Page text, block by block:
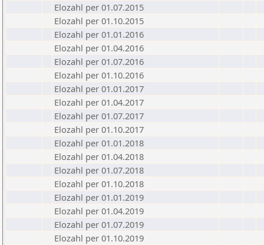
Elozahl per 01.07.2015
Elozahl per 01.10.2015
Elozahl per 01.01.2016
Elozahl per 01.04.2016
Elozahl per 01.07.2016
Elozahl per 01.10.2016
Elozahl per 01.01.2017
Elozahl per 01.04.2017
Elozahl per 01.07.2017
Elozahl per 01.10.2017
Elozahl per 01.01.2018
Elozahl per 01.04.2018
Elozahl per 01.07.2018
Elozahl per 01.10.2018
Elozahl per 01.01.2019
Elozahl per 01.04.2019
Elozahl per 01.07.2019
Elozahl per 01.10.2019